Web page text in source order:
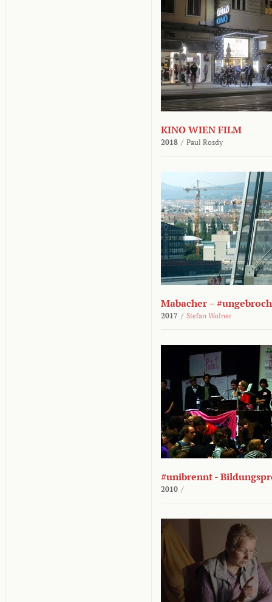
KINO WIEN FILM
2018 / Paul Rosdy
Mabacher –
2017 / Stefan Wolner
#unibrennt -
2010 /